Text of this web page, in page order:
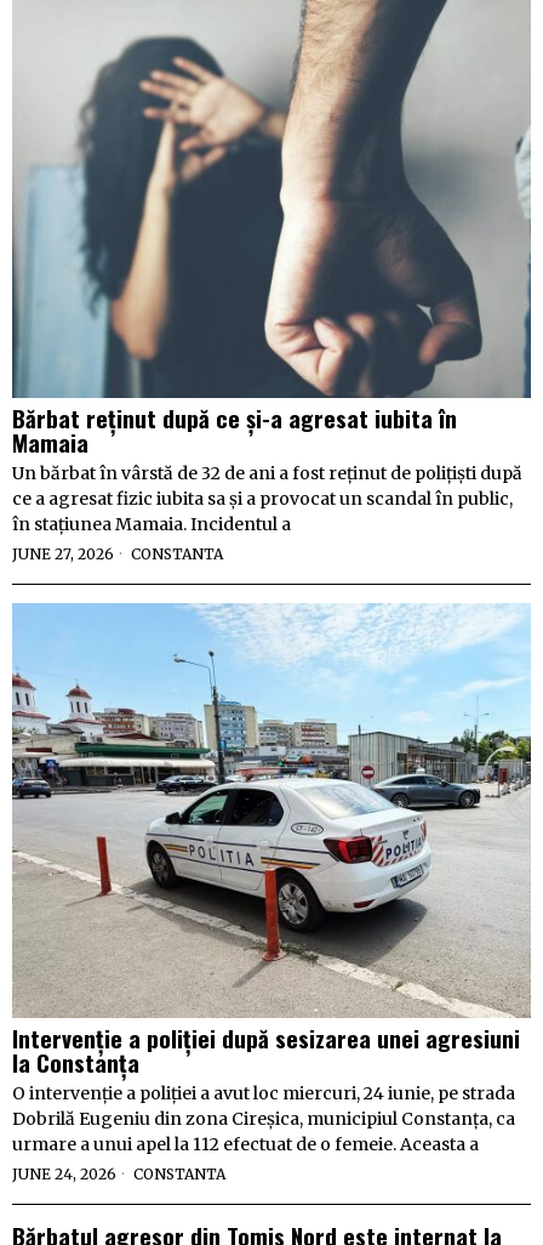
Bărbat reținut după ce și-a agresat iubita în
Mamaia
Un bărbat în vârstă de 32 de ani a fost reținut de polițiști după
ce a agresat fizic iubita sa și a provocat un scandal în public,
în stațiunea Mamaia. Incidentul a
JUNE 27, 2026 CONSTANTA
Intervenție a poliției după sesizarea unei agresiuni
la Constanța
O intervenție a poliției a avut loc miercuri, 24 iunie, pe strada
Dobrilă Eugeniu din zona Cireșica, municipiul Constanța, ca
urmare a unui apel la 112 efectuat de o femeie. Aceasta a
JUNE 24, 2026 CONSTANTA
Bărbatul agresor din Tomis Nord este internat la